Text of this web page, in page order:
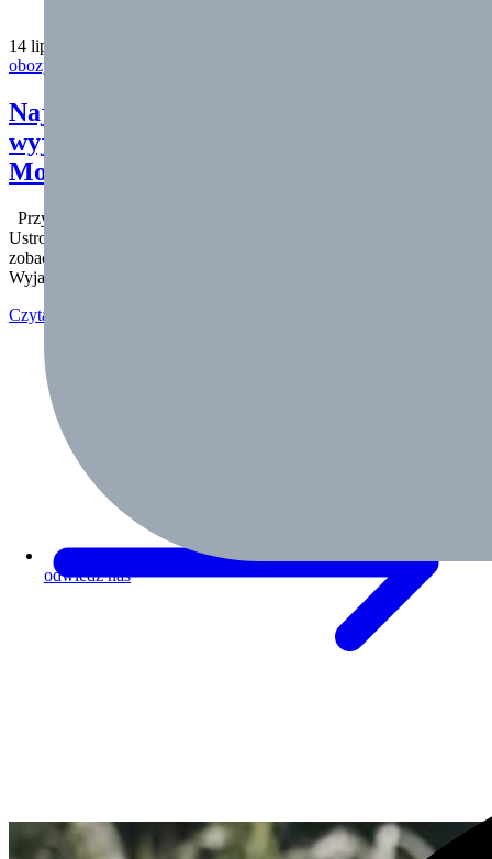
odwiedź nas
14 lipca 2023
obozy sportowe
Najważniejsze informacje dla
wyjeżdżających na obóz do Ustroni
Morskich w terminie 23.07- 05.08.2023
Przypominamy najważniejsze informacje dotyczące wyjazdu do
Ustronia Morskiego: Lista grup i autokarowa Ustronie Morskie II –
zobacz! Zgłoszenie wypoczynku – Ustronie Morskie II – zobacz!
Wyjazd 23.07.2023 (niedziela) Miejsce…
Czytaj